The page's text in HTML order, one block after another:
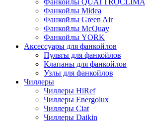
Фанкойлы QUATTROCLIMA
Фанкойлы Midea
Фанкойлы Green Air
Фанкойлы McQuay
Фанкойлы YORK
Аксессуары для фанкойлов
Пульты для фанкойлов
Клапаны для фанкойлов
Узлы для фанкойлов
Чиллеры
Чиллеры HiRef
Чиллеры Energolux
Чиллеры Ciat
Чиллеры Daikin